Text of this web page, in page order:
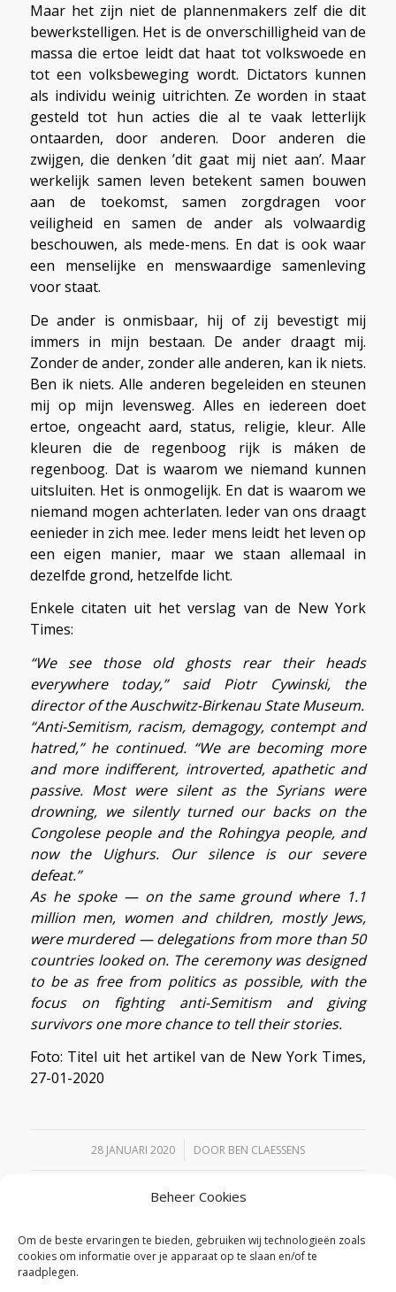
Beheer Cookies
Om de beste ervaringen te bieden, gebruiken wij technologieën zoals
cookies om informatie over je apparaat op te slaan en/of te
raadplegen.
Maar het zijn niet de plannenmakers zelf die dit
bewerkstelligen. Het is de onverschilligheid van de
massa die ertoe leidt dat haat tot volkswoede en
tot een volksbeweging wordt. Dictators kunnen
als individu weinig uitrichten. Ze worden in staat
gesteld tot hun acties die al te vaak letterlijk
ontaarden, door anderen. Door anderen die
zwijgen, die denken ’dit gaat mij niet aan’. Maar
werkelijk samen leven betekent samen bouwen
aan de toekomst, samen zorgdragen voor
veiligheid en samen de ander als volwaardig
beschouwen, als mede-mens. En dat is ook waar
een menselijke en menswaardige samenleving
voor staat.
De ander is onmisbaar, hij of zij bevestigt mij
immers in mijn bestaan. De ander draagt mij.
Zonder de ander, zonder alle anderen, kan ik niets.
Ben ik niets. Alle anderen begeleiden en steunen
mij op mijn levensweg. Alles en iedereen doet
ertoe, ongeacht aard, status, religie, kleur. Alle
kleuren die de regenboog rijk is máken de
regenboog. Dat is waarom we niemand kunnen
uitsluiten. Het is onmogelijk. En dat is waarom we
niemand mogen achterlaten. Ieder van ons draagt
eenieder in zich mee. Ieder mens leidt het leven op
een eigen manier, maar we staan allemaal in
dezelfde grond, hetzelfde licht.
Enkele citaten uit het verslag van de New York
Times:
“We see those old ghosts rear their heads
everywhere today,” said Piotr Cywinski, the
director of the Auschwitz-Birkenau State Museum.
“Anti-Semitism, racism, demagogy, contempt and
hatred,” he continued. “We are becoming more
and more indifferent, introverted, apathetic and
passive. Most were silent as the Syrians were
drowning, we silently turned our backs on the
Congolese people and the Rohingya people, and
now the Uighurs. Our silence is our severe
defeat.”
As he spoke — on the same ground where 1.1
million men, women and children, mostly Jews,
were murdered — delegations from more than 50
countries looked on. The ceremony was designed
to be as free from politics as possible, with the
focus on fighting anti-Semitism and giving
survivors one more chance to tell their stories.
Foto: Titel uit het artikel van de New York Times,
27-01-2020
28 JANUARI 2020
/ DOOR BEN CLAESSENS